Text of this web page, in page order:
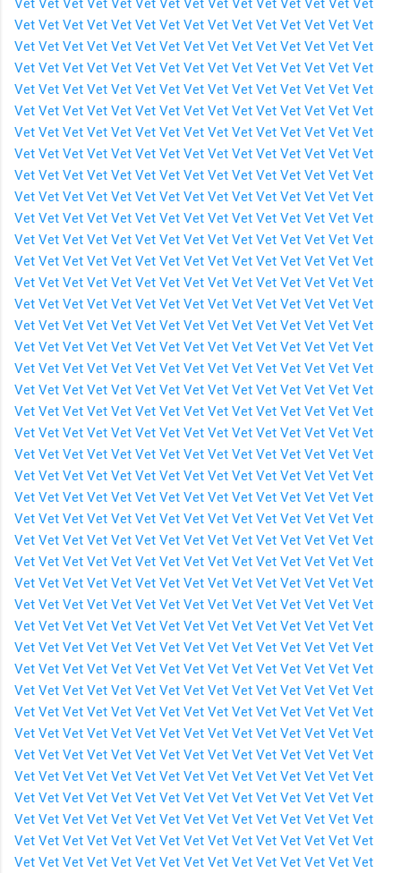
Vet Vet Vet Vet Vet Vet Vet Vet Vet Vet Vet Vet Vet Vet Vet
Vet Vet Vet Vet Vet Vet Vet Vet Vet Vet Vet Vet Vet Vet Vet
Vet Vet Vet Vet Vet Vet Vet Vet Vet Vet Vet Vet Vet Vet Vet
Vet Vet Vet Vet Vet Vet Vet Vet Vet Vet Vet Vet Vet Vet Vet
Vet Vet Vet Vet Vet Vet Vet Vet Vet Vet Vet Vet Vet Vet Vet
Vet Vet Vet Vet Vet Vet Vet Vet Vet Vet Vet Vet Vet Vet Vet
Vet Vet Vet Vet Vet Vet Vet Vet Vet Vet Vet Vet Vet Vet Vet
Vet Vet Vet Vet Vet Vet Vet Vet Vet Vet Vet Vet Vet Vet Vet
Vet Vet Vet Vet Vet Vet Vet Vet Vet Vet Vet Vet Vet Vet Vet
Vet Vet Vet Vet Vet Vet Vet Vet Vet Vet Vet Vet Vet Vet Vet
Vet Vet Vet Vet Vet Vet Vet Vet Vet Vet Vet Vet Vet Vet Vet
Vet Vet Vet Vet Vet Vet Vet Vet Vet Vet Vet Vet Vet Vet Vet
Vet Vet Vet Vet Vet Vet Vet Vet Vet Vet Vet Vet Vet Vet Vet
Vet Vet Vet Vet Vet Vet Vet Vet Vet Vet Vet Vet Vet Vet Vet
Vet Vet Vet Vet Vet Vet Vet Vet Vet Vet Vet Vet Vet Vet Vet
Vet Vet Vet Vet Vet Vet Vet Vet Vet Vet Vet Vet Vet Vet Vet
Vet Vet Vet Vet Vet Vet Vet Vet Vet Vet Vet Vet Vet Vet Vet
Vet Vet Vet Vet Vet Vet Vet Vet Vet Vet Vet Vet Vet Vet Vet
Vet Vet Vet Vet Vet Vet Vet Vet Vet Vet Vet Vet Vet Vet Vet
Vet Vet Vet Vet Vet Vet Vet Vet Vet Vet Vet Vet Vet Vet Vet
Vet Vet Vet Vet Vet Vet Vet Vet Vet Vet Vet Vet Vet Vet Vet
Vet Vet Vet Vet Vet Vet Vet Vet Vet Vet Vet Vet Vet Vet Vet
Vet Vet Vet Vet Vet Vet Vet Vet Vet Vet Vet Vet Vet Vet Vet
Vet Vet Vet Vet Vet Vet Vet Vet Vet Vet Vet Vet Vet Vet Vet
Vet Vet Vet Vet Vet Vet Vet Vet Vet Vet Vet Vet Vet Vet Vet
Vet Vet Vet Vet Vet Vet Vet Vet Vet Vet Vet Vet Vet Vet Vet
Vet Vet Vet Vet Vet Vet Vet Vet Vet Vet Vet Vet Vet Vet Vet
Vet Vet Vet Vet Vet Vet Vet Vet Vet Vet Vet Vet Vet Vet Vet
Vet Vet Vet Vet Vet Vet Vet Vet Vet Vet Vet Vet Vet Vet Vet
Vet Vet Vet Vet Vet Vet Vet Vet Vet Vet Vet Vet Vet Vet Vet
Vet Vet Vet Vet Vet Vet Vet Vet Vet Vet Vet Vet Vet Vet Vet
Vet Vet Vet Vet Vet Vet Vet Vet Vet Vet Vet Vet Vet Vet Vet
Vet Vet Vet Vet Vet Vet Vet Vet Vet Vet Vet Vet Vet Vet Vet
Vet Vet Vet Vet Vet Vet Vet Vet Vet Vet Vet Vet Vet Vet Vet
Vet Vet Vet Vet Vet Vet Vet Vet Vet Vet Vet Vet Vet Vet Vet
Vet Vet Vet Vet Vet Vet Vet Vet Vet Vet Vet Vet Vet Vet Vet
Vet Vet Vet Vet Vet Vet Vet Vet Vet Vet Vet Vet Vet Vet Vet
Vet Vet Vet Vet Vet Vet Vet Vet Vet Vet Vet Vet Vet Vet Vet
Vet Vet Vet Vet Vet Vet Vet Vet Vet Vet Vet Vet Vet Vet Vet
Vet Vet Vet Vet Vet Vet Vet Vet Vet Vet Vet Vet Vet Vet Vet